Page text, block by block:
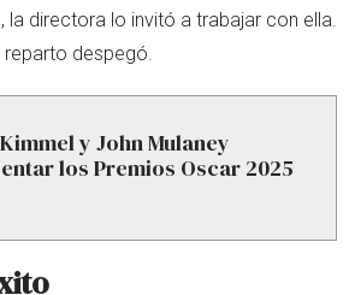
la directora lo invitó a trabajar con ella.
reparto despegó.
y John Mulaney
los Premios Oscar 2025